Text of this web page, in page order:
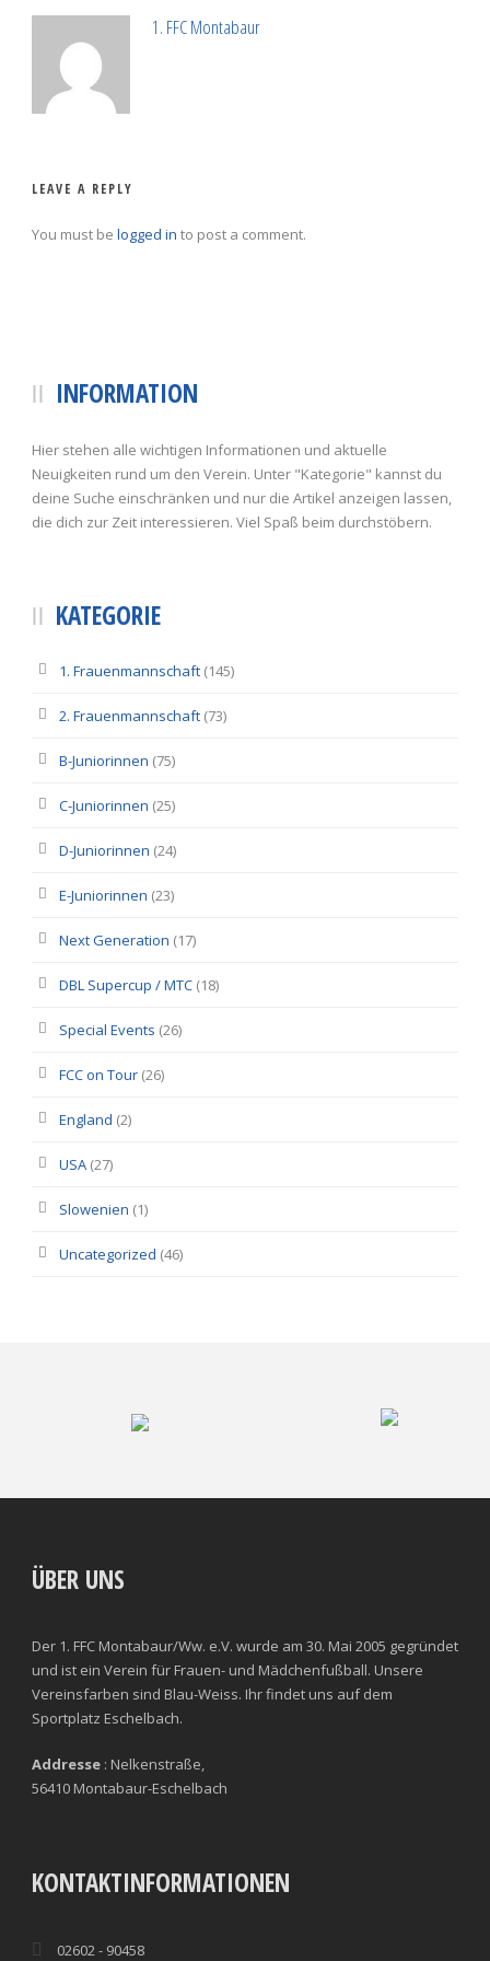
1. FFC Montabaur
LEAVE A REPLY
You must be logged in to post a comment.
INFORMATION
Hier stehen alle wichtigen Informationen und aktuelle
Neuigkeiten rund um den Verein. Unter "Kategorie" kannst du
deine Suche einschränken und nur die Artikel anzeigen lassen,
die dich zur Zeit interessieren. Viel Spaß beim durchstöbern.
KATEGORIE
1. Frauenmannschaft (145)
2. Frauenmannschaft (73)
B-Juniorinnen (75)
C-Juniorinnen (25)
D-Juniorinnen (24)
E-Juniorinnen (23)
Next Generation (17)
DBL Supercup / MTC (18)
Special Events (26)
FCC on Tour (26)
England (2)
USA (27)
Slowenien (1)
Uncategorized (46)
ÜBER UNS
Der 1. FFC Montabaur/Ww. e.V. wurde am 30. Mai 2005 gegründet
und ist ein Verein für Frauen- und Mädchenfußball. Unsere
Vereinsfarben sind Blau-Weiss. Ihr findet uns auf dem
Sportplatz Eschelbach.
Addresse : Nelkenstraße,
56410 Montabaur-Eschelbach
KONTAKTINFORMATIONEN
02602 - 90458